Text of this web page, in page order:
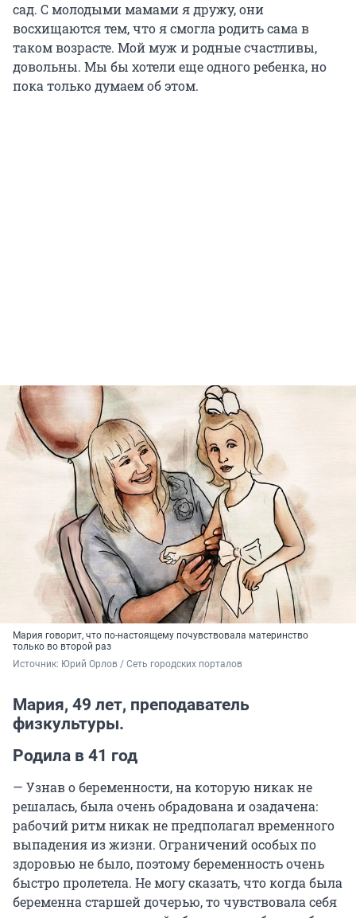
сад. С молодыми мамами я дружу, они
восхищаются тем, что я смогла родить сама в
таком возрасте. Мой муж и родные счастливы,
довольны. Мы бы хотели еще одного ребенка, но
пока только думаем об этом.
Мария говорит, что по-настоящему почувствовала материнство
только во второй раз
Источник: Юрий Орлов / Сеть городских порталов
Мария, 49 лет, преподаватель
физкультуры.
Родила в 41 год
— Узнав о беременности, на которую никак не
решалась, была очень обрадована и озадачена:
рабочий ритм никак не предполагал временного
выпадения из жизни. Ограничений особых по
здоровью не было, поэтому беременность очень
быстро пролетела. Не могу сказать, что когда была
беременна старшей дочерью, то чувствовала себя